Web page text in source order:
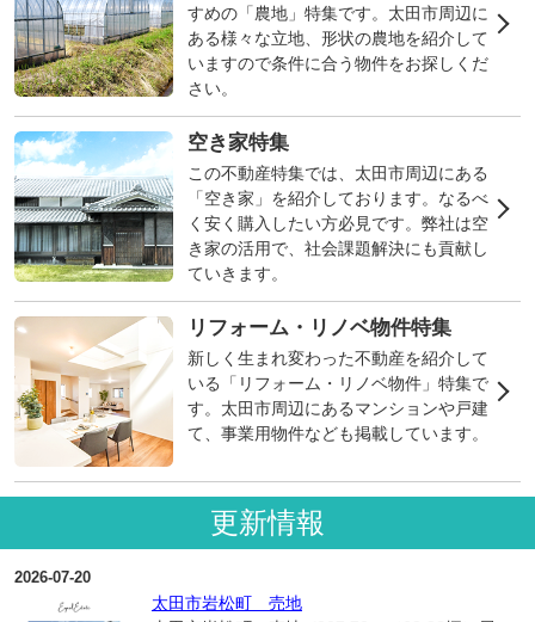
すめの「農地」特集です。太田市周辺に
ある様々な立地、形状の農地を紹介して
いますので条件に合う物件をお探しくだ
さい。
空き家特集
この不動産特集では、太田市周辺にある
「空き家」を紹介しております。なるべ
く安く購入したい方必見です。弊社は空
き家の活用で、社会課題解決にも貢献し
ていきます。
リフォーム・リノベ物件特集
新しく生まれ変わった不動産を紹介して
いる「リフォーム・リノベ物件」特集で
す。太田市周辺にあるマンションや戸建
て、事業用物件なども掲載しています。
更新情報
2026-07-20
太田市岩松町 売地